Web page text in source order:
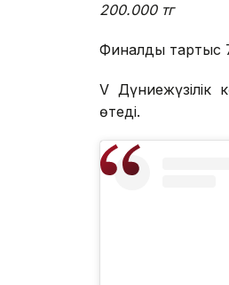
200.000 тг
Финалдық тартыс
V Дүниежүзілік
өтеді.